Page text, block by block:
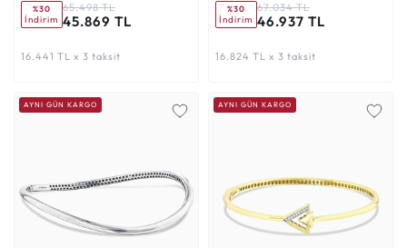
%30
İndirim
65.498 TL
45.869 TL
16.441 TL x 3 taksit
%30
İndirim
67.034 TL
46.937 TL
16.824 TL x 3 taksit
AYNI GÜN KARGO AYNI GÜN KARGO